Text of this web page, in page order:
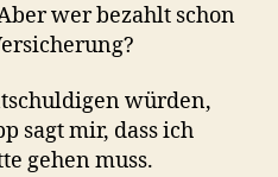
wer bezahlt schon
würden,
sagt mir, dass ich
gehen muss.